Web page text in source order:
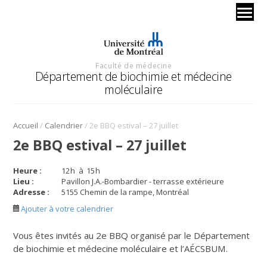
Faculté de médecine
Département de biochimie et médecine
moléculaire
Accueil / Calendrier/2e BBQ estival – 27 juillet
2e BBQ estival – 27 juillet
Heure : 12h à 15h
Lieu :
Pavillon J.A.-Bombardier - terrasse extérieure
Adresse :
5155 Chemin de la rampe, Montréal
Ajouter à votre calendrier
Vous êtes invités au 2e BBQ organisé par le Département
de biochimie et médecine moléculaire et l’AÉCSBUM.